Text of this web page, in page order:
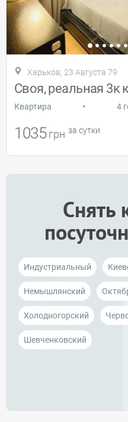
Харьков, 23 Августа 79
Своя, реальная 3к
Квартира • 4
1035 грн за сутки
Снять
Индустриальный
Немышлянский
Холодногорский
Шевченковский